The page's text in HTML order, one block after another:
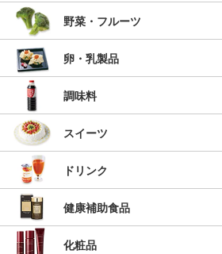
投稿日：2025/01/29 投稿
「１１０２ パプリ
投稿日：2024/11/18 投
ペペロナータ（イ
煮）
「１１０２ パプリ
投稿日：2024/11/18 投稿
ラタトゥイユ（プ
野菜・フルーツ
卵・乳製品
調味料
スイーツ
ドリンク
健康補助食品
化粧品